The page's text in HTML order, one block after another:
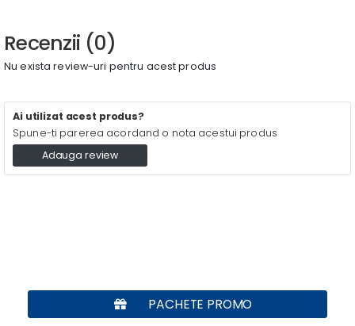
Recenzii (0)
Nu exista review-uri pentru acest produs
Ai utilizat acest produs?
Spune-ti parerea acordand o nota acestui produs
Adauga review
PACHETE PROMO